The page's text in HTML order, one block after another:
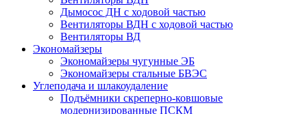
Дымосос ДН с ходовой частью
Вентиляторы ВДН с ходовой частью
Вентиляторы ВД
Экономайзеры
Экономайзеры чугунные ЭБ
Экономайзеры стальные БВЭС
Углеподача и шлакоудаление
Подъёмники скреперно-ковшовые
модернизированные ПСКМ